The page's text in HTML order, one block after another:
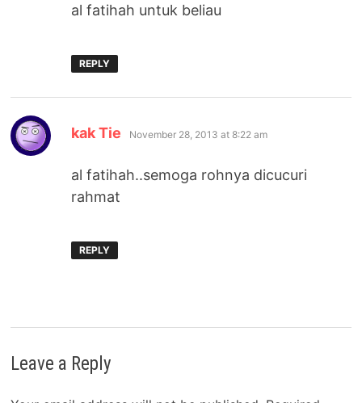
al fatihah untuk beliau
REPLY
kak Tie says:
November 28, 2013 at 8:22 am
al fatihah..semoga rohnya dicucuri
rahmat
REPLY
Leave a Reply